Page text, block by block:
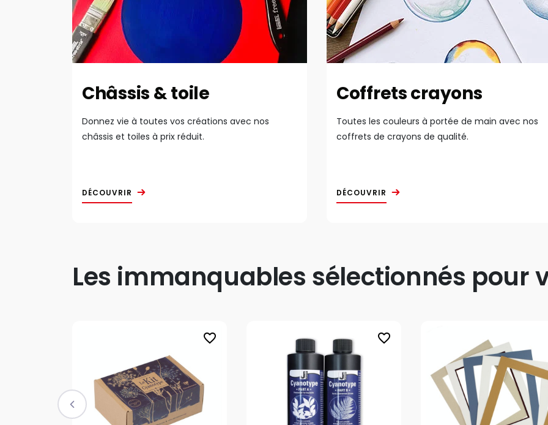
Châssis & toile
Donnez vie à toutes vos créations avec nos
châssis et toiles à prix réduit.
DÉCOUVRIR
Coffrets crayons
Toutes les couleurs à portée de main avec nos
coffrets de crayons de qualité.
DÉCOUVRIR
Les immanquables sélectionnés pour
favorite_border favorite_border